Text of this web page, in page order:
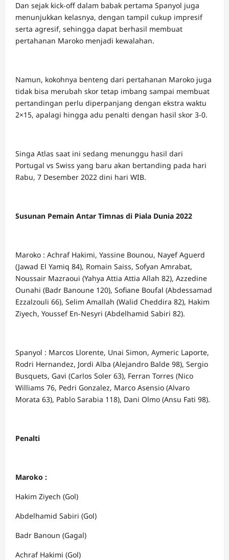
Dan sejak kick-off dalam babak pertama Spanyol juga
menunjukkan kelasnya, dengan tampil cukup impresif
serta agresif, sehingga dapat berhasil membuat
pertahanan Maroko menjadi kewalahan.
Namun, kokohnya benteng dari pertahanan Maroko juga
tidak bisa merubah skor tetap imbang sampai membuat
pertandingan perlu diperpanjang dengan ekstra waktu
2×15, apalagi hingga adu penalti dengan hasil skor 3-0.
Singa Atlas saat ini sedang menunggu hasil dari
Portugal vs Swiss yang baru akan bertanding pada hari
Rabu, 7 Desember 2022 dini hari WIB.
Susunan Pemain Antar Timnas di Piala Dunia 2022
Maroko : Achraf Hakimi, Yassine Bounou, Nayef Aguerd
(Jawad El Yamiq 84), Romain Saiss, Sofyan Amrabat,
Noussair Mazraoui (Yahya Attia Attia Allah 82), Azzedine
Ounahi (Badr Banoune 120), Sofiane Boufal (Abdessamad
Ezzalzouli 66), Selim Amallah (Walid Cheddira 82), Hakim
Ziyech, Youssef En-Nesyri (Abdelhamid Sabiri 82).
Spanyol : Marcos Llorente, Unai Simon, Aymeric Laporte,
Rodri Hernandez, Jordi Alba (Alejandro Balde 98), Sergio
Busquets, Gavi (Carlos Soler 63), Ferran Torres (Nico
Williams 76, Pedri Gonzalez, Marco Asensio (Alvaro
Morata 63), Pablo Sarabia 118), Dani Olmo (Ansu Fati 98).
Penalti
Maroko :
Hakim Ziyech (Gol)
Abdelhamid Sabiri (Gol)
Badr Banoun (Gagal)
Achraf Hakimi (Gol)